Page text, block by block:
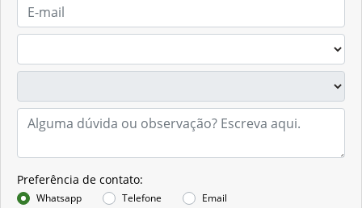
Preferência de contato:
Whatsapp Telefone Email